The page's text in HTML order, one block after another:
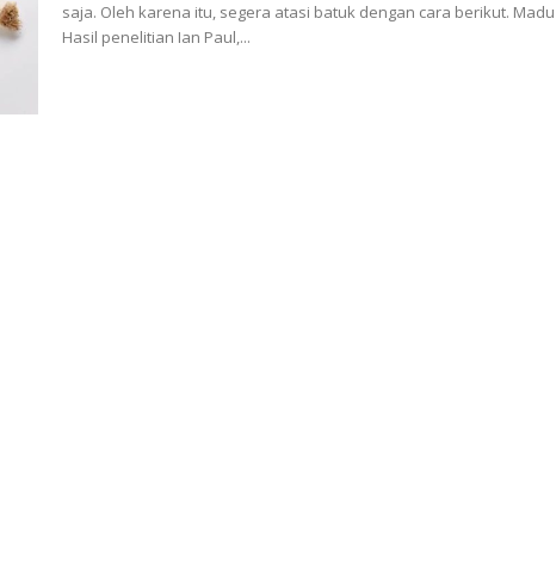
saja. Oleh karena itu, segera atasi batuk dengan cara berikut. Madu
Hasil penelitian Ian Paul,...